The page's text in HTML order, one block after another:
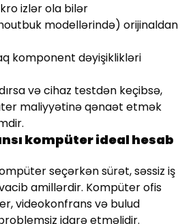
izlər ola bilər
modellərində) orijinaldan
komponent dəyişiklikləri
və cihaz testdən keçibsə,
maliyyətinə qənaət etmək
kompüter ideal hesab
seçərkən sürət, səssiz iş
amillərdir. Kompüter ofis
videokonfrans və bulud
idarə etməlidir.